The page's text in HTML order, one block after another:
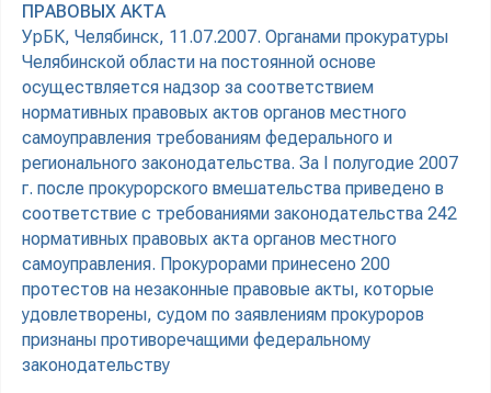
ПРАВОВЫХ АКТА
УрБК, Челябинск, 11.07.2007. Органами прокуратуры
Челябинской области на постоянной основе
осуществляется надзор за соответствием
нормативных правовых актов органов местного
самоуправления требованиям федерального и
регионального законодательства. За I полугодие 2007
г. после прокурорского вмешательства приведено в
соответствие с требованиями законодательства 242
нормативных правовых акта органов местного
самоуправления. Прокурорами принесено 200
протестов на незаконные правовые акты, которые
удовлетворены, судом по заявлениям прокуроров
признаны противоречащими федеральному
законодательству